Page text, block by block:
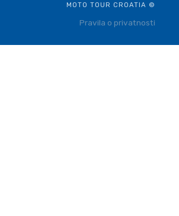
MOTO TOUR CROATIA ©
Pravila o privatnosti